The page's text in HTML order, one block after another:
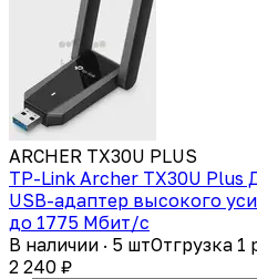
ARCHER TX30U PLUS
TP-Link Archer TX30U Plus
USB-адаптер высокого
до 1775 Мбит/с
В наличии · 5 штОтгрузка 1
2 240 ₽